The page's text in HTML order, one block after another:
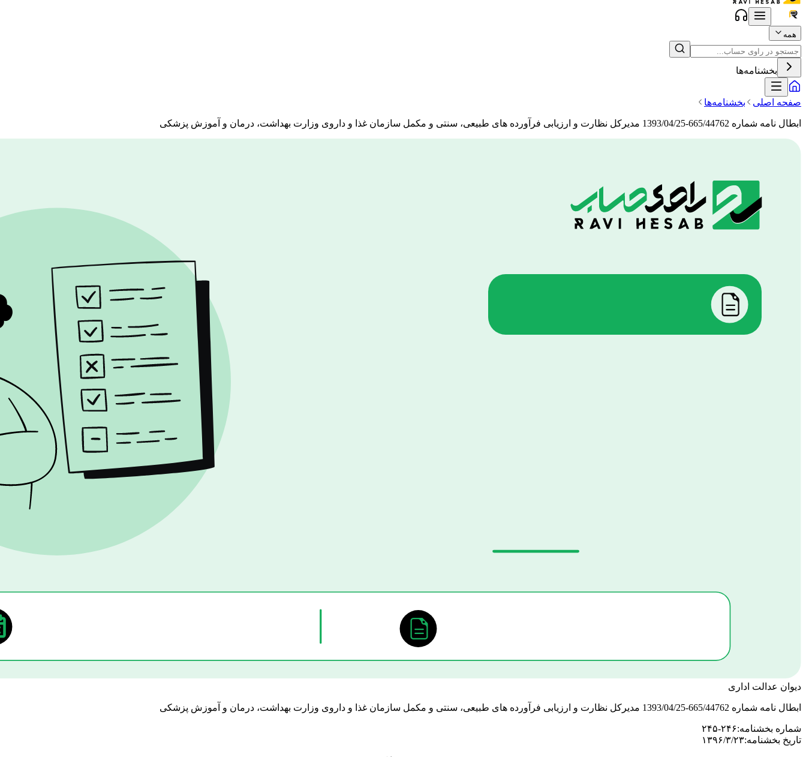
همه
بخشنامه‌ها
صفحه اصلی بخشنامه‌ها
ابطال نامه شماره 665/44762-1393/04/25 مدیرکل نظارت و ارزیابی فرآورده های طبیعی، سنتی و مکمل سازمان غذا و داروی وزارت بهداشت، درمان و آموزش پزشکی
دیوان عدالت اداری
ابطال نامه شماره 665/44762-1393/04/25 مدیرکل نظارت و ارزیابی فرآورده های طبیعی، سنتی و مکمل سازمان غذا و داروی وزارت بهداشت، درمان و آموزش پزشکی
شماره بخشنامه:۲۴۵-۲۴۶
تاریخ بخشنامه:۱۳۹۶/۳/۲۳